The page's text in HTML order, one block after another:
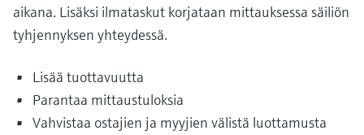
aikana. Lisäksi ilmataskut korjataan mittauksessa säiliön
tyhjennyksen yhteydessä.
Lisää tuottavuutta
Parantaa mittaustuloksia
Vahvistaa ostajien ja myyjien välistä luottamusta